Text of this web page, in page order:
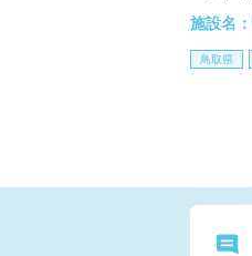
施設名：
鳥取県